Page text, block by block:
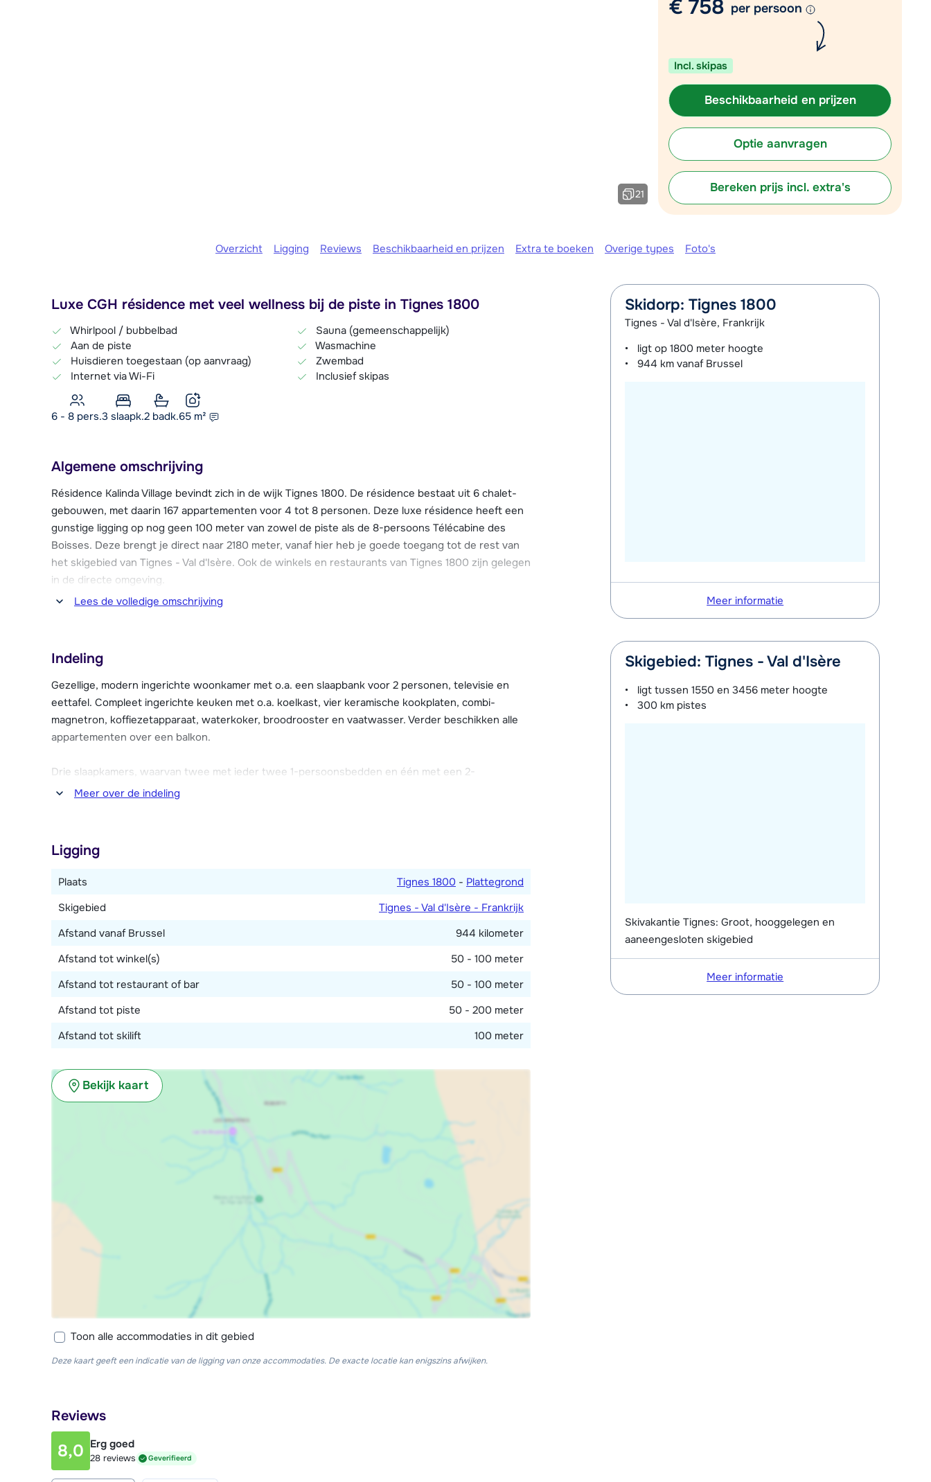
Plan een terugbelverzoek
Chat met wintersportspecialist
Bel ons via 03 3037838
21
€ 758 per persoon
Incl. skipas
Beschikbaarheid en prijzen
Optie aanvragen
Bereken prijs incl. extra's
Overzicht Ligging Reviews Beschikbaarheid en prijzen Extra te boeken Overige types Foto's
Luxe CGH résidence met veel wellness bij de piste in Tignes 1800
Whirlpool / bubbelbad
Aan de piste
Huisdieren toegestaan (op aanvraag)
Internet via Wi-Fi
Sauna (gemeenschappelijk)
Wasmachine
Zwembad
Inclusief skipas
6 - 8 pers.3 slaapk.2 badk.65 m²
Algemene omschrijving
Résidence Kalinda Village bevindt zich in de wijk Tignes 1800. De résidence bestaat uit 6 chalet-
gebouwen, met daarin 167 appartementen voor 4 tot 8 personen. Deze luxe résidence heeft een
gunstige ligging op nog geen 100 meter van zowel de piste als de 8-persoons Télécabine des
Boisses. Deze brengt je direct naar 2180 meter, vanaf hier heb je goede toegang tot de rest van
het skigebied van Tignes - Val d'Isère. Ook de winkels en restaurants van Tignes 1800 zijn gelegen
in de directe omgeving.
lichaamsbehandelingen.
Tevens is in alle appartementen internet aanwezig (één code per appartement) en er is een
parkeergarage (tegen betaling). Broodjes zijn verkrijgbaar in de supermarkt die in één van de
gebouwen zit en elk appartement heeft zijn eigen skiberging met skischoenverwarmer.
Lees de volledige omschrijving
Indeling
Gezellige, modern ingerichte woonkamer met o.a. een slaapbank voor 2 personen, televisie en
eettafel. Compleet ingerichte keuken met o.a. koelkast, vier keramische kookplaten, combi-
magnetron, koffiezetapparaat, waterkoker, broodrooster en vaatwasser. Verder beschikken alle
appartementen over een balkon.
Drie slaapkamers, waarvan twee met ieder twee 1-persoonsbedden en één met een 2-
persoonsbed. Twee badkamers, waarvan één met bad en één met een douche. Twee toiletten.
Meer over de indeling
Ligging
Plaats Tignes 1800 - Plattegrond
Skigebied
Tignes - Val d'Isère - Frankrijk
Afstand vanaf Brussel
944 kilometer
Afstand tot winkel(s)
50 - 100 meter
Afstand tot restaurant of bar
50 - 100 meter
Afstand tot piste
50 - 200 meter
Afstand tot skilift
100 meter
Bekijk kaart
Toon alle accommodaties in dit gebied
Deze kaart geeft een indicatie van de ligging van onze accommodaties. De exacte locatie kan enigszins afwijken.
Reviews
8,0 Erg goed
28 reviews Geverifieerd
Skidorp: Tignes 1800
Tignes - Val d'Isère, Frankrijk
ligt op1800 meter hoogte
944 km vanaf Brussel
Meer informatie
Skigebied: Tignes - Val d'Isère
ligt tussen1550 en 3456 meter hoogte
300 km pistes
Skivakantie Tignes: Groot, hooggelegen en
aaneengesloten skigebied
Meer informatie